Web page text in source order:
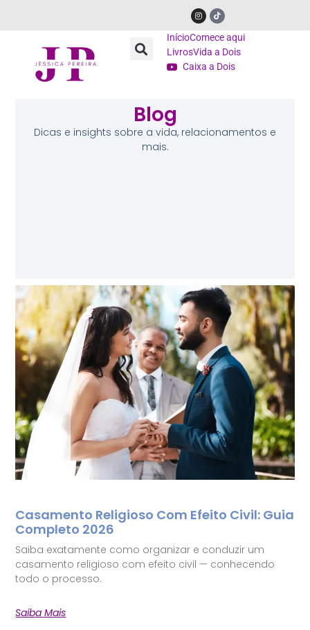
InícioComece aqui
LivrosVida a Dois
Caixa a Dois
Blog
Dicas e insights sobre a vida, relacionamentos e
mais.
Casamento Religioso Com Efeito Civil: Guia
Completo 2026
Saiba exatamente como organizar e conduzir um
casamento religioso com efeito civil — conhecendo
todo o processo.
Saiba Mais